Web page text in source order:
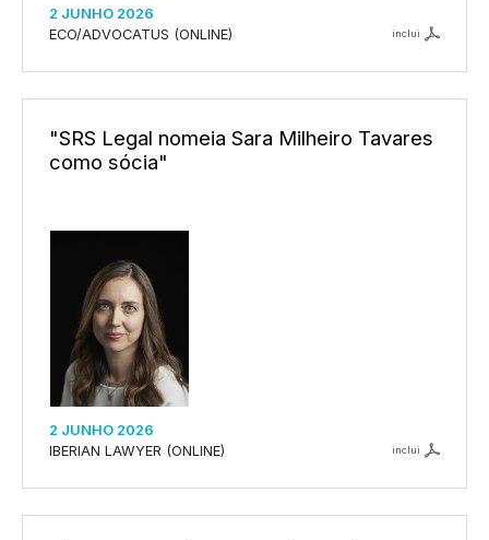
2 JUNHO 2026
ECO/ADVOCATUS (ONLINE)
inclui
"SRS Legal nomeia Sara Milheiro Tavares
como sócia"
2 JUNHO 2026
IBERIAN LAWYER (ONLINE)
inclui